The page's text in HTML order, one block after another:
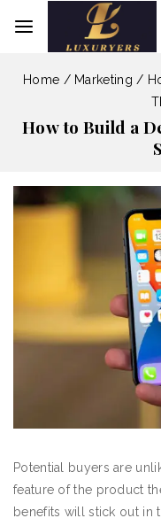
Home / Marketing /
How to Build a
Potential buyers are
feature of the product
benefits will stick out in